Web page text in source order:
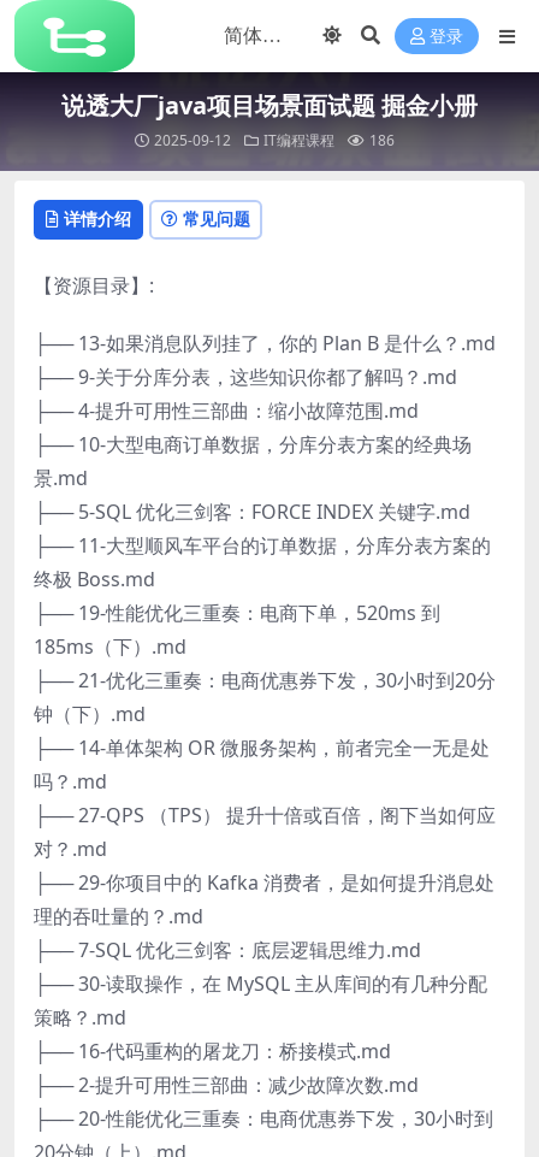
登录
说透大厂java项目场景面试题 掘金小册
2025-09-12 IT编程课程 186
详情介绍 常见问题
【资源目录】:
├── 13-如果消息队列挂了，你的 Plan B 是什么？.md
├── 9-关于分库分表，这些知识你都了解吗？.md
├── 4-提升可用性三部曲：缩小故障范围.md
├── 10-大型电商订单数据，分库分表方案的经典场
景.md
├── 5-SQL 优化三剑客：FORCE INDEX 关键字.md
├── 11-大型顺风车平台的订单数据，分库分表方案的
终极 Boss.md
├── 19-性能优化三重奏：电商下单，520ms 到
185ms（下）.md
├── 21-优化三重奏：电商优惠券下发，30小时到20分
钟（下）.md
├── 14-单体架构 OR 微服务架构，前者完全一无是处
吗？.md
├── 27-QPS （TPS） 提升十倍或百倍，阁下当如何应
对？.md
├── 29-你项目中的 Kafka 消费者，是如何提升消息处
理的吞吐量的？.md
├── 7-SQL 优化三剑客：底层逻辑思维力.md
├── 30-读取操作，在 MySQL 主从库间的有几种分配
策略？.md
├── 16-代码重构的屠龙刀：桥接模式.md
├── 2-提升可用性三部曲：减少故障次数.md
├── 20-性能优化三重奏：电商优惠券下发，30小时到